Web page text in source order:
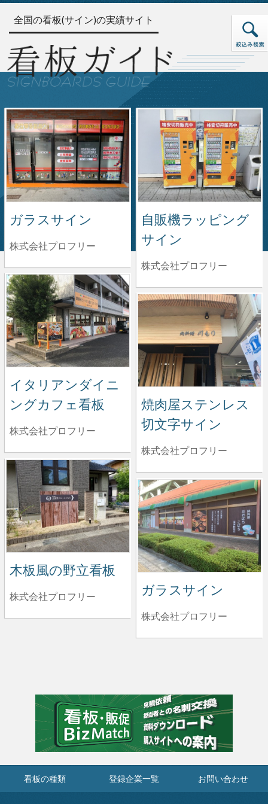
全国の看板(サイン)の実績サイト
ガラスサイン
株式会社プロフリー
自販機ラッピング
サイン
株式会社プロフリー
イタリアンダイニ
ングカフェ看板
株式会社プロフリー
焼肉屋ステンレス
切文字サイン
株式会社プロフリー
木板風の野立看板
株式会社プロフリー ガラスサイン
株式会社プロフリー
看板の種類 登録企業一覧 お問い合わせ